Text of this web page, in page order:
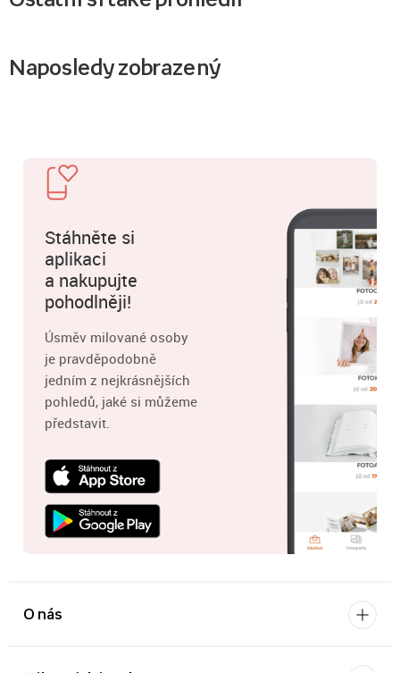
Naposledy zobrazený
Stáhněte si
aplikaci
a nakupujte
pohodlněji!
Úsměv milované osoby
je pravděpodobně
jedním z nejkrásnějších
pohledů, jaké si můžeme
představit.
O nás